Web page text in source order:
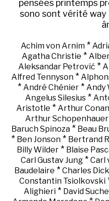
pensées printemps
sono sont vérité way
Achim von Arnim *
Agatha Christie *
Aleksandar Petrović *
Alfred Tennyson*
* André Chénier* Andy
Angelus Silesius *
Aristotle * Arthur
Arthur Schopenhauer
Baruch Spinoza * Beau
* Ben Jonson* Bertrand
Billy Wilder* Blaise
Carl Gustav Jung * Carl
Baudelaire * Charles
Constantin Tsiolkovski
Alighieri* David